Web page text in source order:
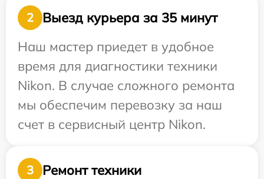
2
Выезд курьера за 35 минут
Наш мастер приедет в удобное
время для диагностики техники
Nikon. В случае сложного ремонта
мы обеспечим перевозку за наш
счет в сервисный центр Nikon.
3
Ремонт техники